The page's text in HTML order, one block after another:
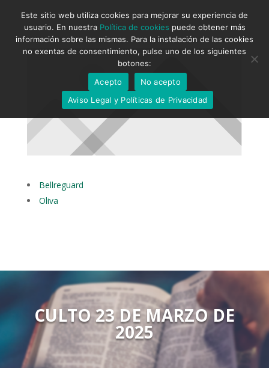
Bellreguard
Oliva
CULTO 23 DE MARZO DE
2025
Este sitio web utiliza cookies para mejorar su experiencia de
usuario. En nuestra Política de cookies puede obtener más
información sobre las mismas. Para la instalación de las cookies
no exentas de consentimiento, pulse uno de los siguientes
botones:
Acepto
No acepto
Aviso Legal y Políticas de Privacidad